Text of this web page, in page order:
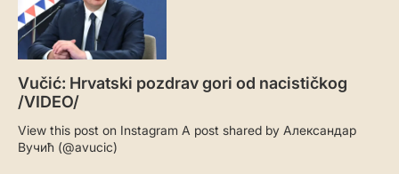
Vučić: Hrvatski pozdrav gori od nacističkog
/VIDEO/
View this post on Instagram A post shared by Александар
Вучић (@avucic)